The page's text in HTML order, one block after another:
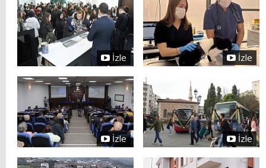
İzle İzle
İzle İzle